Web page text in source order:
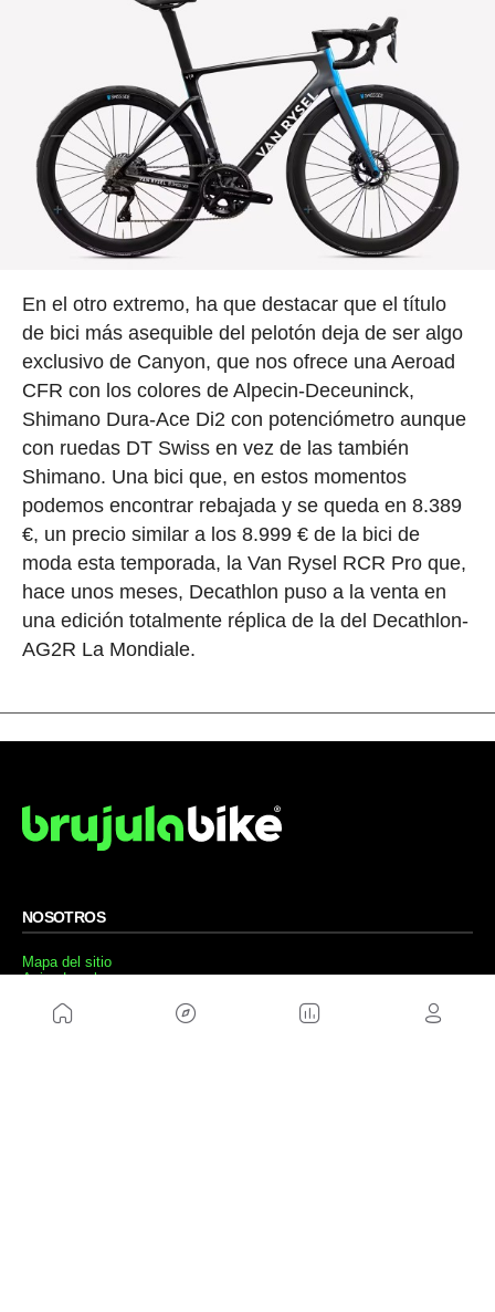
En el otro extremo, ha que destacar que el título
de bici más asequible del pelotón deja de ser algo
exclusivo de Canyon, que nos ofrece una Aeroad
CFR con los colores de Alpecin-Deceuninck,
Shimano Dura-Ace Di2 con potenciómetro aunque
con ruedas DT Swiss en vez de las también
Shimano. Una bici que, en estos momentos
podemos encontrar rebajada y se queda en 8.389
€, un precio similar a los 8.999 € de la bici de
moda esta temporada, la Van Rysel RCR Pro que,
hace unos meses, Decathlon puso a la venta en
una edición totalmente réplica de la del Decathlon-
AG2R La Mondiale.
NOSOTROS
Mapa del sitio
Aviso Legal
Política de cookies
Política de privacidad